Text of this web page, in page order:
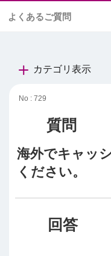
よくあるご質問
カテゴリ表示
No : 729
海外でキャッ
ください。